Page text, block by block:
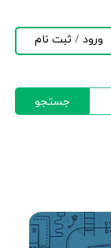
جستجو
ورود / ثبت نام